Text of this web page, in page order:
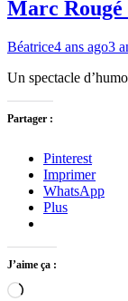
Marc
Béatrice4 ans ago3
Un spectacle
Partager :
Pinterest
Imprimer
WhatsApp
Plus
J’aime ça :
Chargement…